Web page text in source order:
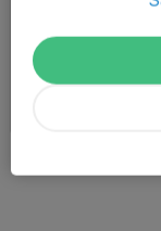
Malung/Vansbro-